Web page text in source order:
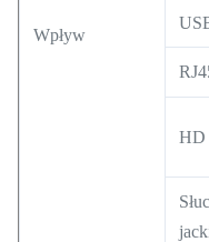
Wpływ
HD